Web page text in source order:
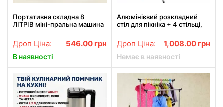
Портативна складна 8
ЛІТРІВ міні-пральна машина
блакитна
Дроп Ціна: 546.00 грн
В наявності
Алюмінієвий розкладний
стіл для пікніка + 4 стільці,
Дроп Ціна: 1,008.00 грн
Немає в наявності